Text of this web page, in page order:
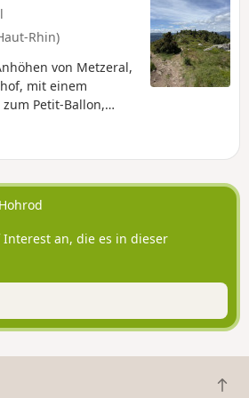
Rhin)
von Metzeral,
mit einem
Petit-Ballon,
über den Hang von
Dorf
der gesamten
Ausblicke auf
an, die es in dieser
Z